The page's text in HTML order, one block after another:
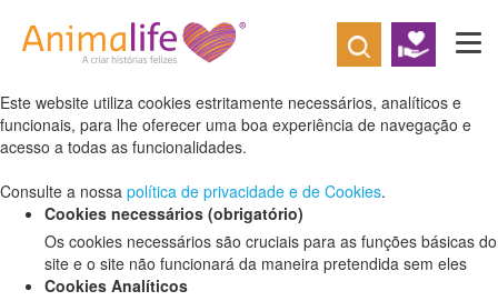
Defina as suas preferências de cookies
para este website.
Este website utiliza cookies estritamente necessários, analíticos e
funcionais, para lhe oferecer uma boa experiência de navegação e
acesso a todas as funcionalidades.
Consulte a nossa política de privacidade e de Cookies.
Cookies necessários (obrigatório)
Os cookies necessários são cruciais para as funções básicas do
site e o site não funcionará da maneira pretendida sem eles
Cookies Analíticos